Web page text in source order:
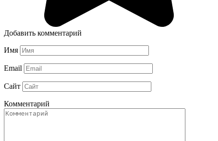
Добавить комментарий
Имя
Email
Сайт
Комментарий